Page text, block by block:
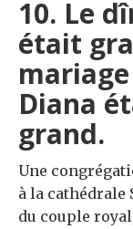
10. Le
était
Diana
grand.
Une
à la cathédrale
du couple